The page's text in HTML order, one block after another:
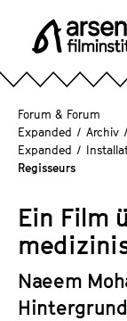
e r
s
e
n
a
F
i
m
Forum & Forum
Expanded / Archiv /
Expanded /
Regisseurs
Ein Film
Naeem